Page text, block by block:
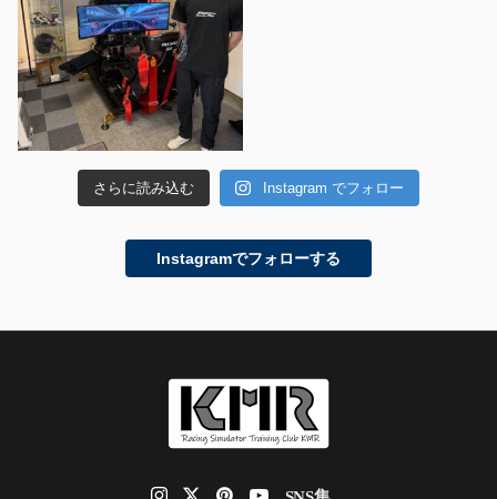
さらに読み込む Instagram でフォロー
Instagramでフォローする